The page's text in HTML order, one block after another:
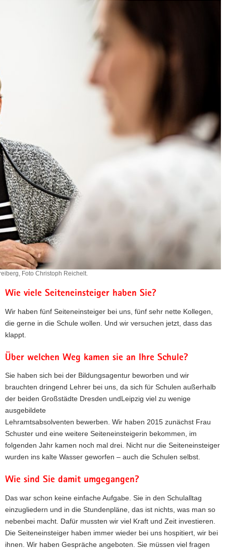
Foto Christoph Reichelt.
Wie viele Seiteneinsteiger haben Sie?
Wir haben fünf Seiteneinsteiger bei uns, fünf sehr nette Kollegen,
die gerne in die Schule wollen. Und wir versuchen jetzt, dass das
klappt.
Über welchen Weg kamen sie an Ihre Schule?
Sie haben sich bei der Bildungsagentur beworben und wir
brauchten dringend Lehrer bei uns, da sich für Schulen außerhalb
der beiden Großstädte Dresden undLeipzig viel zu wenige
ausgebildete
Lehramtsabsolventen bewerben. Wir haben 2015 zunächst Frau
Schuster und eine weitere Seiteneinsteigerin bekommen, im
folgenden Jahr kamen noch mal drei. Nicht nur die Seiteneinsteiger
wurden ins kalte Wasser geworfen – auch die Schulen selbst.
Wie sind Sie damit umgegangen?
Das war schon keine einfache Aufgabe. Sie in den Schulalltag
einzugliedern und in die Stundenpläne, das ist nichts, was man so
nebenbei macht. Dafür mussten wir viel Kraft und Zeit investieren.
Die Seiteneinsteiger haben immer wieder bei uns hospitiert, wir bei
ihnen. Wir haben Gespräche angeboten. Sie müssen viel fragen